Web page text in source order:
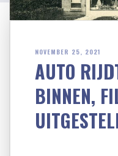
NOVEMBER 25, 2021
AUTO
BINNEN,